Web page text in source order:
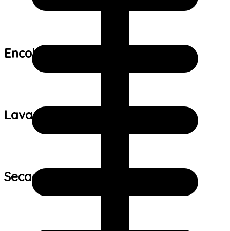
Encolhimento:
Lavagem:
Secagem: